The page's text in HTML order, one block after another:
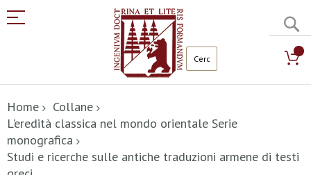
al
contenuto
Home
Collane
L'eredità classica nel mondo orientale Serie
monografica
Studi e ricerche sulle antiche traduzioni armene di testi